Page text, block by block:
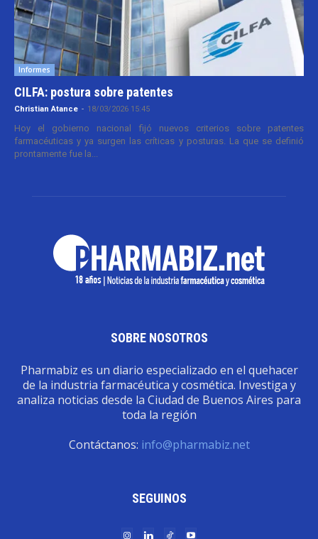
Informes
CILFA: postura sobre patentes
Christian Atance - 18/03/2026 15:45
Hoy el gobierno nacional fijó nuevos criterios sobre patentes
farmacéuticas y ya surgen las críticas y posturas. La que se definió
prontamente fue la...
SOBRE NOSOTROS
Pharmabiz es un diario especializado en el quehacer
de la industria farmacéutica y cosmética. Investiga y
analiza noticias desde la Ciudad de Buenos Aires para
toda la región
Contáctanos: info@pharmabiz.net
SEGUINOS